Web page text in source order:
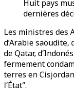
Huit pays
dernières
Les ministres des
d’Arabie saoudite,
de Qatar,
fermement
terres en
l’État”.